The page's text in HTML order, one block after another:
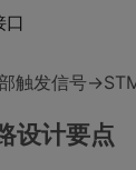
口
触发信号
设计要点